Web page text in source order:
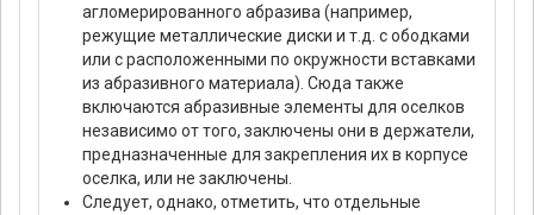
агломерированного абразива (например,
режущие металлические диски и т.д. с ободками
или с расположенными по окружности вставками
из абразивного материала). Сюда также
включаются абразивные элементы для оселков
независимо от того, заключены они в держатели,
предназначенные для закрепления их в корпусе
оселка, или не заключены.
Следует, однако, отметить, что отдельные